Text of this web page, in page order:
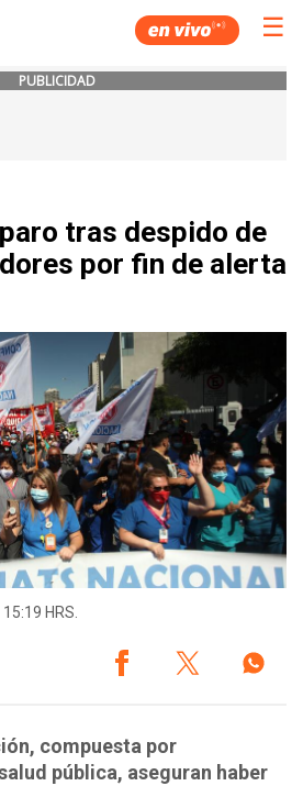
☰
PUBLICIDAD
tras despido de
por fin de alerta
HRS.
compuesta por
pública, aseguran haber